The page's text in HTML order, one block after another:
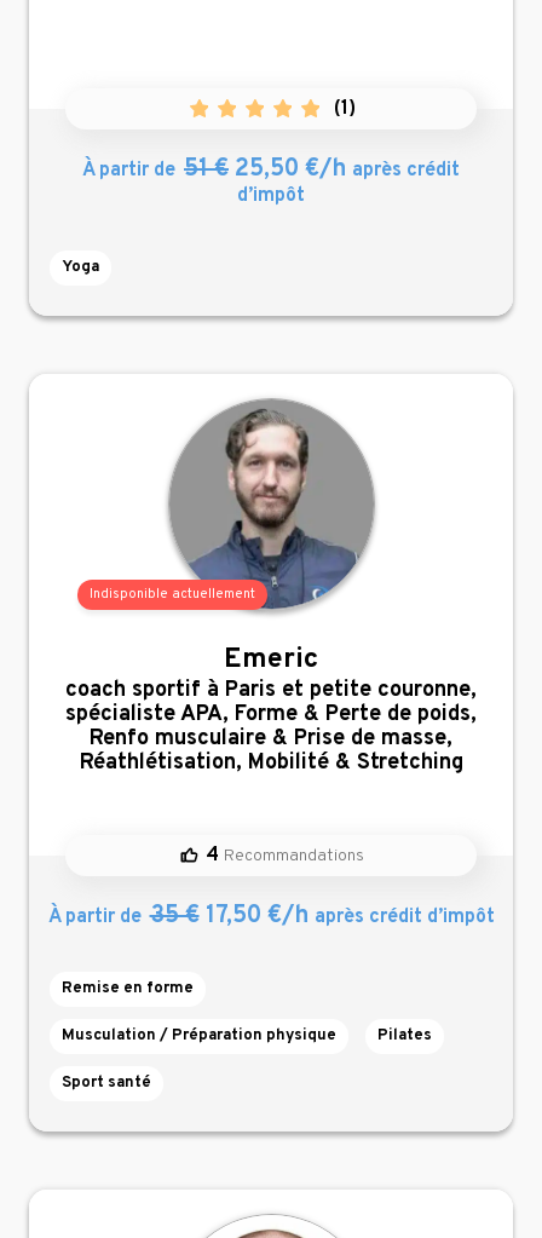
(1)
À partir de 51 € 25,50 €/h après crédit
d’impôt
Yoga
Indisponible actuellement
Emeric
,
coach sportif à Paris et petite couronne,
spécialiste APA, Forme & Perte de poids,
Renfo musculaire & Prise de masse,
Réathlétisation, Mobilité & Stretching
4 Recommandations
À partir de 35 €17,50 €/h après crédit d’impôt
Remise en forme
Musculation / Préparation physique Pilates
Sport santé